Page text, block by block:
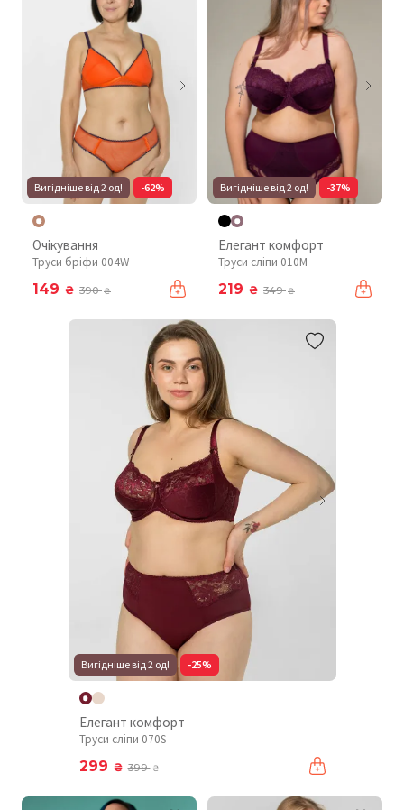
Вигідніше від 2 од! -62%
Очікування
Труси бріфи 004W
149 ₴ 390₴
Вигідніше від 2 од! -37%
Елегант комфорт
Труси сліпи 010М
219 ₴ 349₴
Вигідніше від 2 од! -25%
Елегант комфорт
Труси сліпи 070S
299 ₴ 399₴